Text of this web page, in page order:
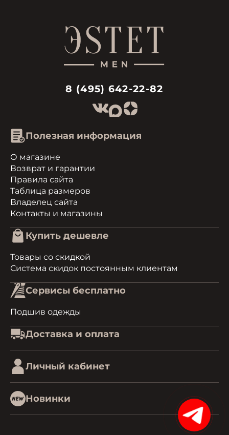
8 (495) 642-22-82
Полезная информация
О магазине
Возврат и гарантии
Правила сайта
Таблица размеров
Владелец сайта
Контакты и магазины
Купить дешевле
Товары со скидкой
Система скидок постоянным клиентам
Сервисы бесплатно
Подшив одежды
Доставка и оплата
Личный кабинет
Новинки
15%